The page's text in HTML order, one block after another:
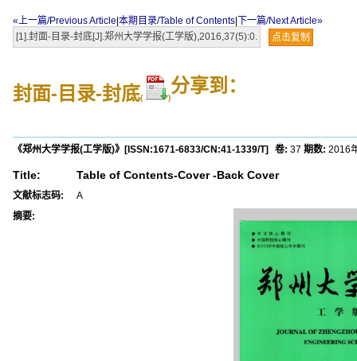
«上一篇/Previous Article 本期目录/Table of Contents
下一篇/Next Article»
[1].封面-目录-封底[J].郑州大学学报(工学版),2016,37(5):0.
点击复制
封面-目录-封底( )
分享到：
《郑州大学学报(工学版)》 [ISSN:1671-6833/CN:41-1339/T] 卷: 37 期数: 2016
Title: Table of Contents-Cover -Back Cover
文献标志码:
A
摘要: